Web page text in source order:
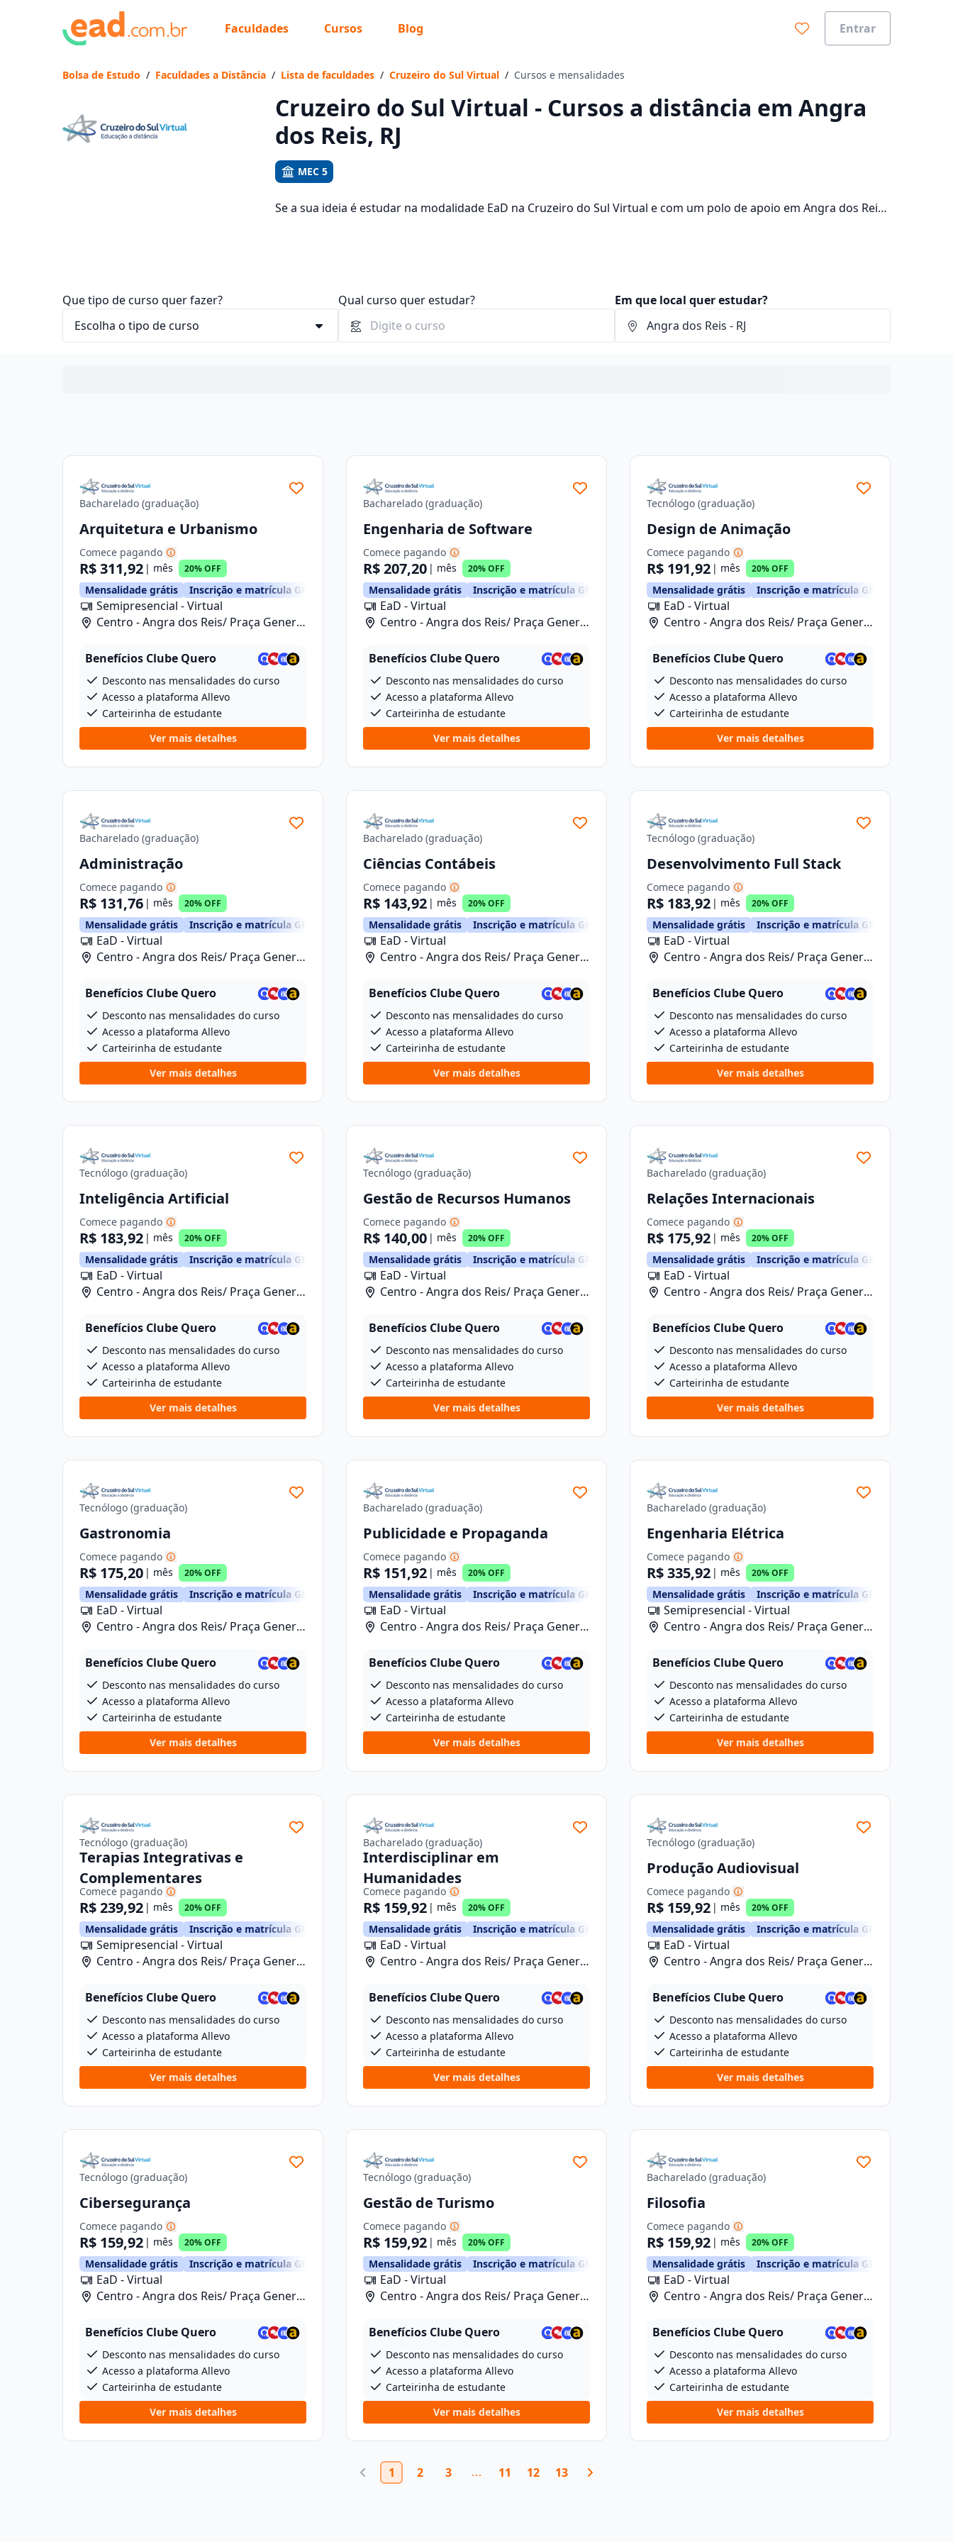
Faculdades Cursos Blog Entrar
Vamos te guiar no caminho ideal para seus estudos
Bolsa de Estudo / Faculdades a Distância / Lista de faculdades / Cruzeiro do Sul Virtual / Cursos e mensalidades
Cruzeiro do Sul Virtual - Cursos a distância em Angra
dos Reis, RJ
MEC 5
Se a sua ideia é estudar na modalidade EaD na Cruzeiro do Sul Virtual e com um polo de apoio em Angra dos Reis,
Que tipo de curso quer fazer? Qual curso quer estudar? Em que local quer estudar?
Bacharelado (graduação)
Arquitetura e Urbanismo
Comece pagando
R$ 311,92 | mês 20% OFF
Mensalidade grátis Inscrição e matrícula GRÁTIS
Semipresencial - Virtual
Centro - Angra dos Reis/ Praça General
Benefícios Clube Quero
Desconto nas mensalidades do curso
Acesso a plataforma Allevo
Carteirinha de estudante
Ver mais detalhes
Bacharelado (graduação)
Engenharia de Software
Comece pagando
R$ 207,20 | mês 20% OFF
Mensalidade grátis Inscrição e matrícula GRÁTIS
EaD - Virtual
Centro - Angra dos Reis/ Praça General
Benefícios Clube Quero
Desconto nas mensalidades do curso
Acesso a plataforma Allevo
Carteirinha de estudante
Ver mais detalhes
Tecnólogo (graduação)
Design de Animação
Comece pagando
R$ 191,92 | mês 20% OFF
Mensalidade grátis Inscrição e matrícula GRÁTIS
EaD - Virtual
Centro - Angra dos Reis/ Praça General
Benefícios Clube Quero
Desconto nas mensalidades do curso
Acesso a plataforma Allevo
Carteirinha de estudante
Ver mais detalhes
Bacharelado (graduação)
Administração
Comece pagando
R$ 131,76 | mês 20% OFF
Mensalidade grátis Inscrição e matrícula GRÁTIS
EaD - Virtual
Centro - Angra dos Reis/ Praça General
Benefícios Clube Quero
Desconto nas mensalidades do curso
Acesso a plataforma Allevo
Carteirinha de estudante
Ver mais detalhes
Bacharelado (graduação)
Ciências Contábeis
Comece pagando
R$ 143,92 | mês 20% OFF
Mensalidade grátis Inscrição e matrícula GRÁTIS
EaD - Virtual
Centro - Angra dos Reis/ Praça General
Benefícios Clube Quero
Desconto nas mensalidades do curso
Acesso a plataforma Allevo
Carteirinha de estudante
Ver mais detalhes
Tecnólogo (graduação)
Desenvolvimento Full Stack
Comece pagando
R$ 183,92 | mês 20% OFF
Mensalidade grátis Inscrição e matrícula GRÁTIS
EaD - Virtual
Centro - Angra dos Reis/ Praça General
Benefícios Clube Quero
Desconto nas mensalidades do curso
Acesso a plataforma Allevo
Carteirinha de estudante
Ver mais detalhes
Tecnólogo (graduação)
Inteligência Artificial
Comece pagando
R$ 183,92 | mês 20% OFF
Mensalidade grátis Inscrição e matrícula GRÁTIS
EaD - Virtual
Centro - Angra dos Reis/ Praça General
Benefícios Clube Quero
Desconto nas mensalidades do curso
Acesso a plataforma Allevo
Carteirinha de estudante
Ver mais detalhes
Tecnólogo (graduação)
Gestão de Recursos Humanos
Comece pagando
R$ 140,00 | mês 20% OFF
Mensalidade grátis Inscrição e matrícula GRÁTIS
EaD - Virtual
Centro - Angra dos Reis/ Praça General
Benefícios Clube Quero
Desconto nas mensalidades do curso
Acesso a plataforma Allevo
Carteirinha de estudante
Ver mais detalhes
Bacharelado (graduação)
Relações Internacionais
Comece pagando
R$ 175,92 | mês 20% OFF
Mensalidade grátis Inscrição e matrícula GRÁTIS
EaD - Virtual
Centro - Angra dos Reis/ Praça General
Benefícios Clube Quero
Desconto nas mensalidades do curso
Acesso a plataforma Allevo
Carteirinha de estudante
Ver mais detalhes
Tecnólogo (graduação)
Gastronomia
Comece pagando
R$ 175,20 | mês 20% OFF
Mensalidade grátis Inscrição e matrícula GRÁTIS
EaD - Virtual
Centro - Angra dos Reis/ Praça General
Benefícios Clube Quero
Desconto nas mensalidades do curso
Acesso a plataforma Allevo
Carteirinha de estudante
Ver mais detalhes
Bacharelado (graduação)
Publicidade e Propaganda
Comece pagando
R$ 151,92 | mês 20% OFF
Mensalidade grátis Inscrição e matrícula GRÁTIS
EaD - Virtual
Centro - Angra dos Reis/ Praça General
Benefícios Clube Quero
Desconto nas mensalidades do curso
Acesso a plataforma Allevo
Carteirinha de estudante
Ver mais detalhes
Bacharelado (graduação)
Engenharia Elétrica
Comece pagando
R$ 335,92 | mês 20% OFF
Mensalidade grátis Inscrição e matrícula GRÁTIS
Semipresencial - Virtual
Centro - Angra dos Reis/ Praça General
Benefícios Clube Quero
Desconto nas mensalidades do curso
Acesso a plataforma Allevo
Carteirinha de estudante
Ver mais detalhes
Tecnólogo (graduação)
Terapias Integrativas e
Complementares
Comece pagando
R$ 239,92 | mês 20% OFF
Mensalidade grátis Inscrição e matrícula GRÁTIS
Semipresencial - Virtual
Centro - Angra dos Reis/ Praça General
Benefícios Clube Quero
Desconto nas mensalidades do curso
Acesso a plataforma Allevo
Carteirinha de estudante
Ver mais detalhes
Bacharelado (graduação)
Interdisciplinar em
Humanidades
Comece pagando
R$ 159,92 | mês 20% OFF
Mensalidade grátis Inscrição e matrícula GRÁTIS
EaD - Virtual
Centro - Angra dos Reis/ Praça General
Benefícios Clube Quero
Desconto nas mensalidades do curso
Acesso a plataforma Allevo
Carteirinha de estudante
Ver mais detalhes
Tecnólogo (graduação)
Produção Audiovisual
Comece pagando
R$ 159,92 | mês 20% OFF
Mensalidade grátis Inscrição e matrícula GRÁTIS
EaD - Virtual
Centro - Angra dos Reis/ Praça General
Benefícios Clube Quero
Desconto nas mensalidades do curso
Acesso a plataforma Allevo
Carteirinha de estudante
Ver mais detalhes
Tecnólogo (graduação)
Cibersegurança
Comece pagando
R$ 159,92 | mês 20% OFF
Mensalidade grátis Inscrição e matrícula GRÁTIS
EaD - Virtual
Centro - Angra dos Reis/ Praça General
Benefícios Clube Quero
Desconto nas mensalidades do curso
Acesso a plataforma Allevo
Carteirinha de estudante
Ver mais detalhes
Tecnólogo (graduação)
Gestão de Turismo
Comece pagando
R$ 159,92 | mês 20% OFF
Mensalidade grátis Inscrição e matrícula GRÁTIS
EaD - Virtual
Centro - Angra dos Reis/ Praça General
Benefícios Clube Quero
Desconto nas mensalidades do curso
Acesso a plataforma Allevo
Carteirinha de estudante
Ver mais detalhes
Bacharelado (graduação)
Filosofia
Comece pagando
R$ 159,92 | mês 20% OFF
Mensalidade grátis Inscrição e matrícula GRÁTIS
EaD - Virtual
Centro - Angra dos Reis/ Praça General
Benefícios Clube Quero
Desconto nas mensalidades do curso
Acesso a plataforma Allevo
Carteirinha de estudante
Ver mais detalhes
1 2 3 11 12 13